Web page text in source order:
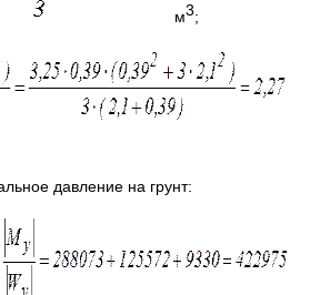
м3;
давление на грунт: